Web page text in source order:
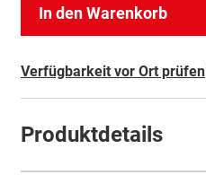
In den Warenkorb
Verfügbarkeit vor Ort prüfen
Produktdetails